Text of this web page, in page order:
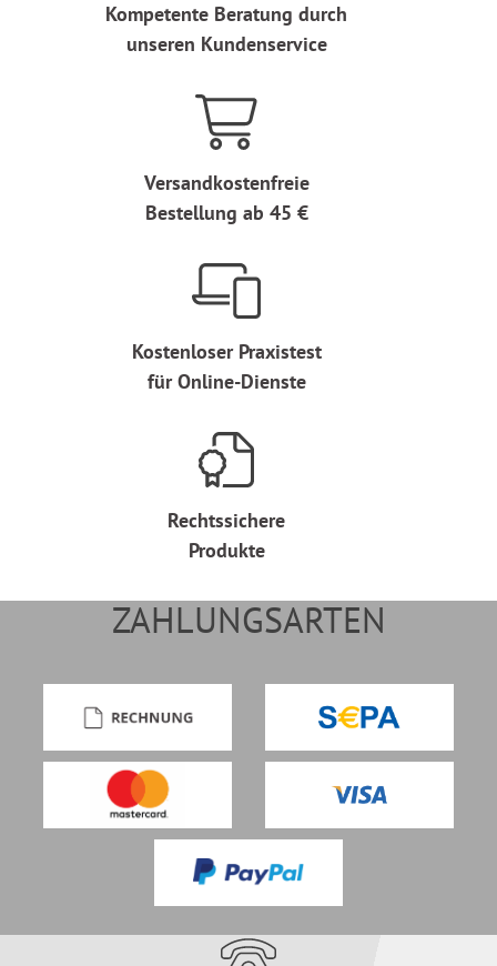
Kompetente Beratung durch
unseren Kundenservice
Versandkostenfreie
Bestellung ab 45 €
Kostenloser Praxistest
für Online-Dienste
Rechtssichere
Produkte
ZAHLUNGSARTEN